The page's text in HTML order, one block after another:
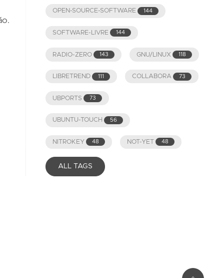
OPEN-SOURCE-SOFTWARE 144
SOFTWARE-LIVRE 144
RADIO-ZERO 143 GNU/LINUX 118
LIBRETREND 111 COLLABORA 73
UBPORTS 73
UBUNTU-TOUCH 56
NITROKEY 48 NOT-YET 48
ALL TAGS